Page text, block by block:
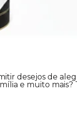
desejos de
e muito